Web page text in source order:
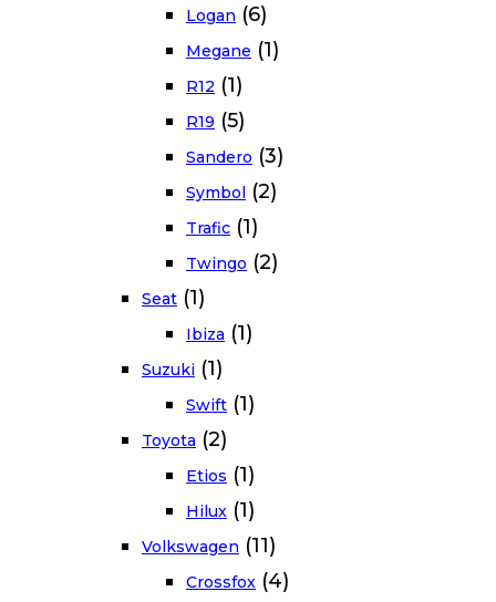
Logan (6)
Megane (1)
R12 (1)
R19 (5)
Sandero (3)
Symbol (2)
Trafic (1)
Twingo (2)
Seat (1)
Ibiza (1)
Suzuki (1)
Swift (1)
Toyota (2)
Etios (1)
Hilux (1)
Volkswagen (11)
Crossfox (4)